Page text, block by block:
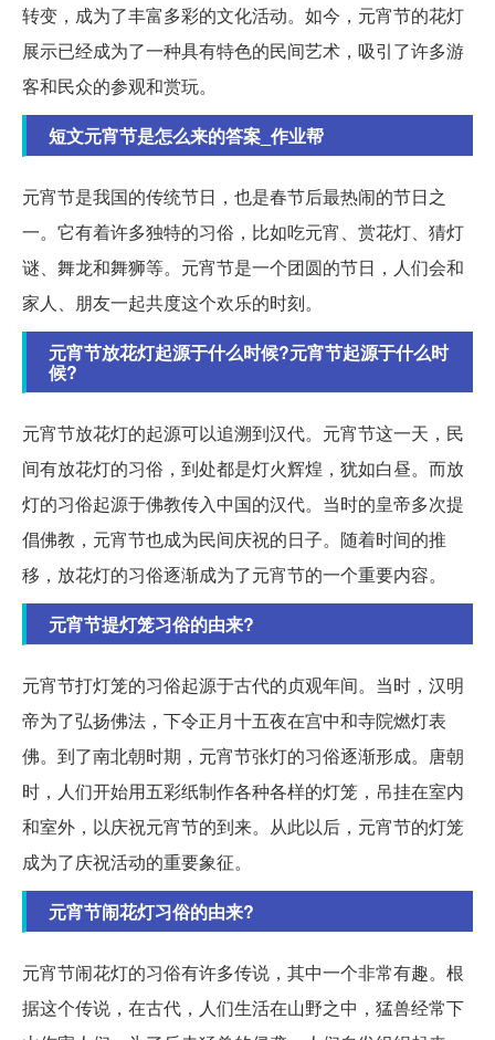
转变，成为了丰富多彩的文化活动。如今，元宵节的花灯
展示已经成为了一种具有特色的民间艺术，吸引了许多游
客和民众的参观和赏玩。
短文元宵节是怎么来的答案_作业帮
元宵节是我国的传统节日，也是春节后最热闹的节日之
一。它有着许多独特的习俗，比如吃元宵、赏花灯、猜灯
谜、舞龙和舞狮等。元宵节是一个团圆的节日，人们会和
家人、朋友一起共度这个欢乐的时刻。
元宵节放花灯起源于什么时候?元宵节起源于什么时
候?
元宵节放花灯的起源可以追溯到汉代。元宵节这一天，民
间有放花灯的习俗，到处都是灯火辉煌，犹如白昼。而放
灯的习俗起源于佛教传入中国的汉代。当时的皇帝多次提
倡佛教，元宵节也成为民间庆祝的日子。随着时间的推
移，放花灯的习俗逐渐成为了元宵节的一个重要内容。
元宵节提灯笼习俗的由来?
元宵节打灯笼的习俗起源于古代的贞观年间。当时，汉明
帝为了弘扬佛法，下令正月十五夜在宫中和寺院燃灯表
佛。到了南北朝时期，元宵节张灯的习俗逐渐形成。唐朝
时，人们开始用五彩纸制作各种各样的灯笼，吊挂在室内
和室外，以庆祝元宵节的到来。从此以后，元宵节的灯笼
成为了庆祝活动的重要象征。
元宵节闹花灯习俗的由来?
元宵节闹花灯的习俗有许多传说，其中一个非常有趣。根
据这个传说，在古代，人们生活在山野之中，猛兽经常下